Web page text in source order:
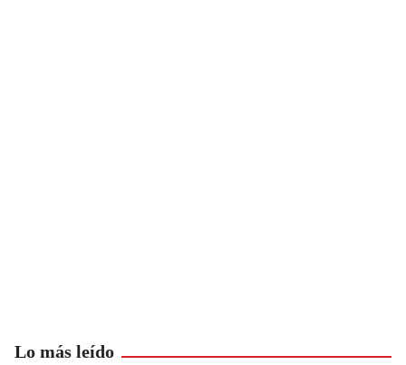
Lo más leído